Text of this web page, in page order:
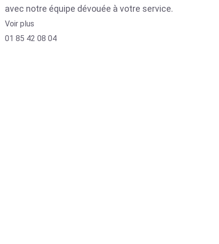
avec notre équipe dévouée à votre service.
Voir plus
01 85 42 08 04